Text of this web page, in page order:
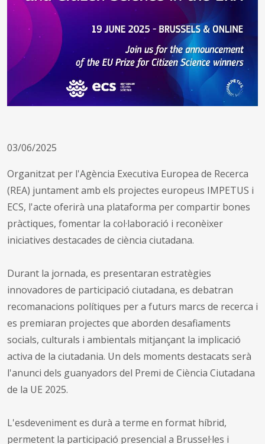
03/06/2025
Organitzat per l'Agència Executiva Europea de Recerca
(REA) juntament amb els projectes europeus IMPETUS i
ECS, l'acte oferirà una plataforma per compartir bones
pràctiques, fomentar la col·laboració i reconèixer
iniciatives destacades de ciència ciutadana.
Durant la jornada, es presentaran estratègies
innovadores de participació ciutadana, es debatran
recomanacions polítiques per a futurs marcs de recerca i
es premiaran projectes que aborden desafiaments
socials, culturals i ambientals mitjançant la implicació
activa de la ciutadania. Un dels moments destacats serà
l'anunci dels guanyadors del Premi de Ciència Ciutadana
de la UE 2025.
L'esdeveniment es durà a terme en format híbrid,
permetent la participació presencial a Brussel·les i